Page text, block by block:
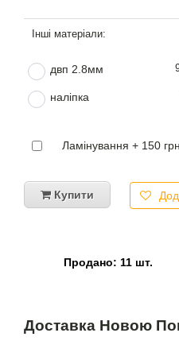
двп 2.8мм
наліпка
Ламінування + 150 грн
Купити
Продано: 11 шт.
Доставка Новою